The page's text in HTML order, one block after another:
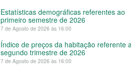
Estatísticas demográficas referentes ao
primeiro semestre de 2026
7 de Agosto de 2026 às 16:00
Índice de preços da habitação referente
segundo trimestre de 2026
7 de Agosto de 2026 às 16:00